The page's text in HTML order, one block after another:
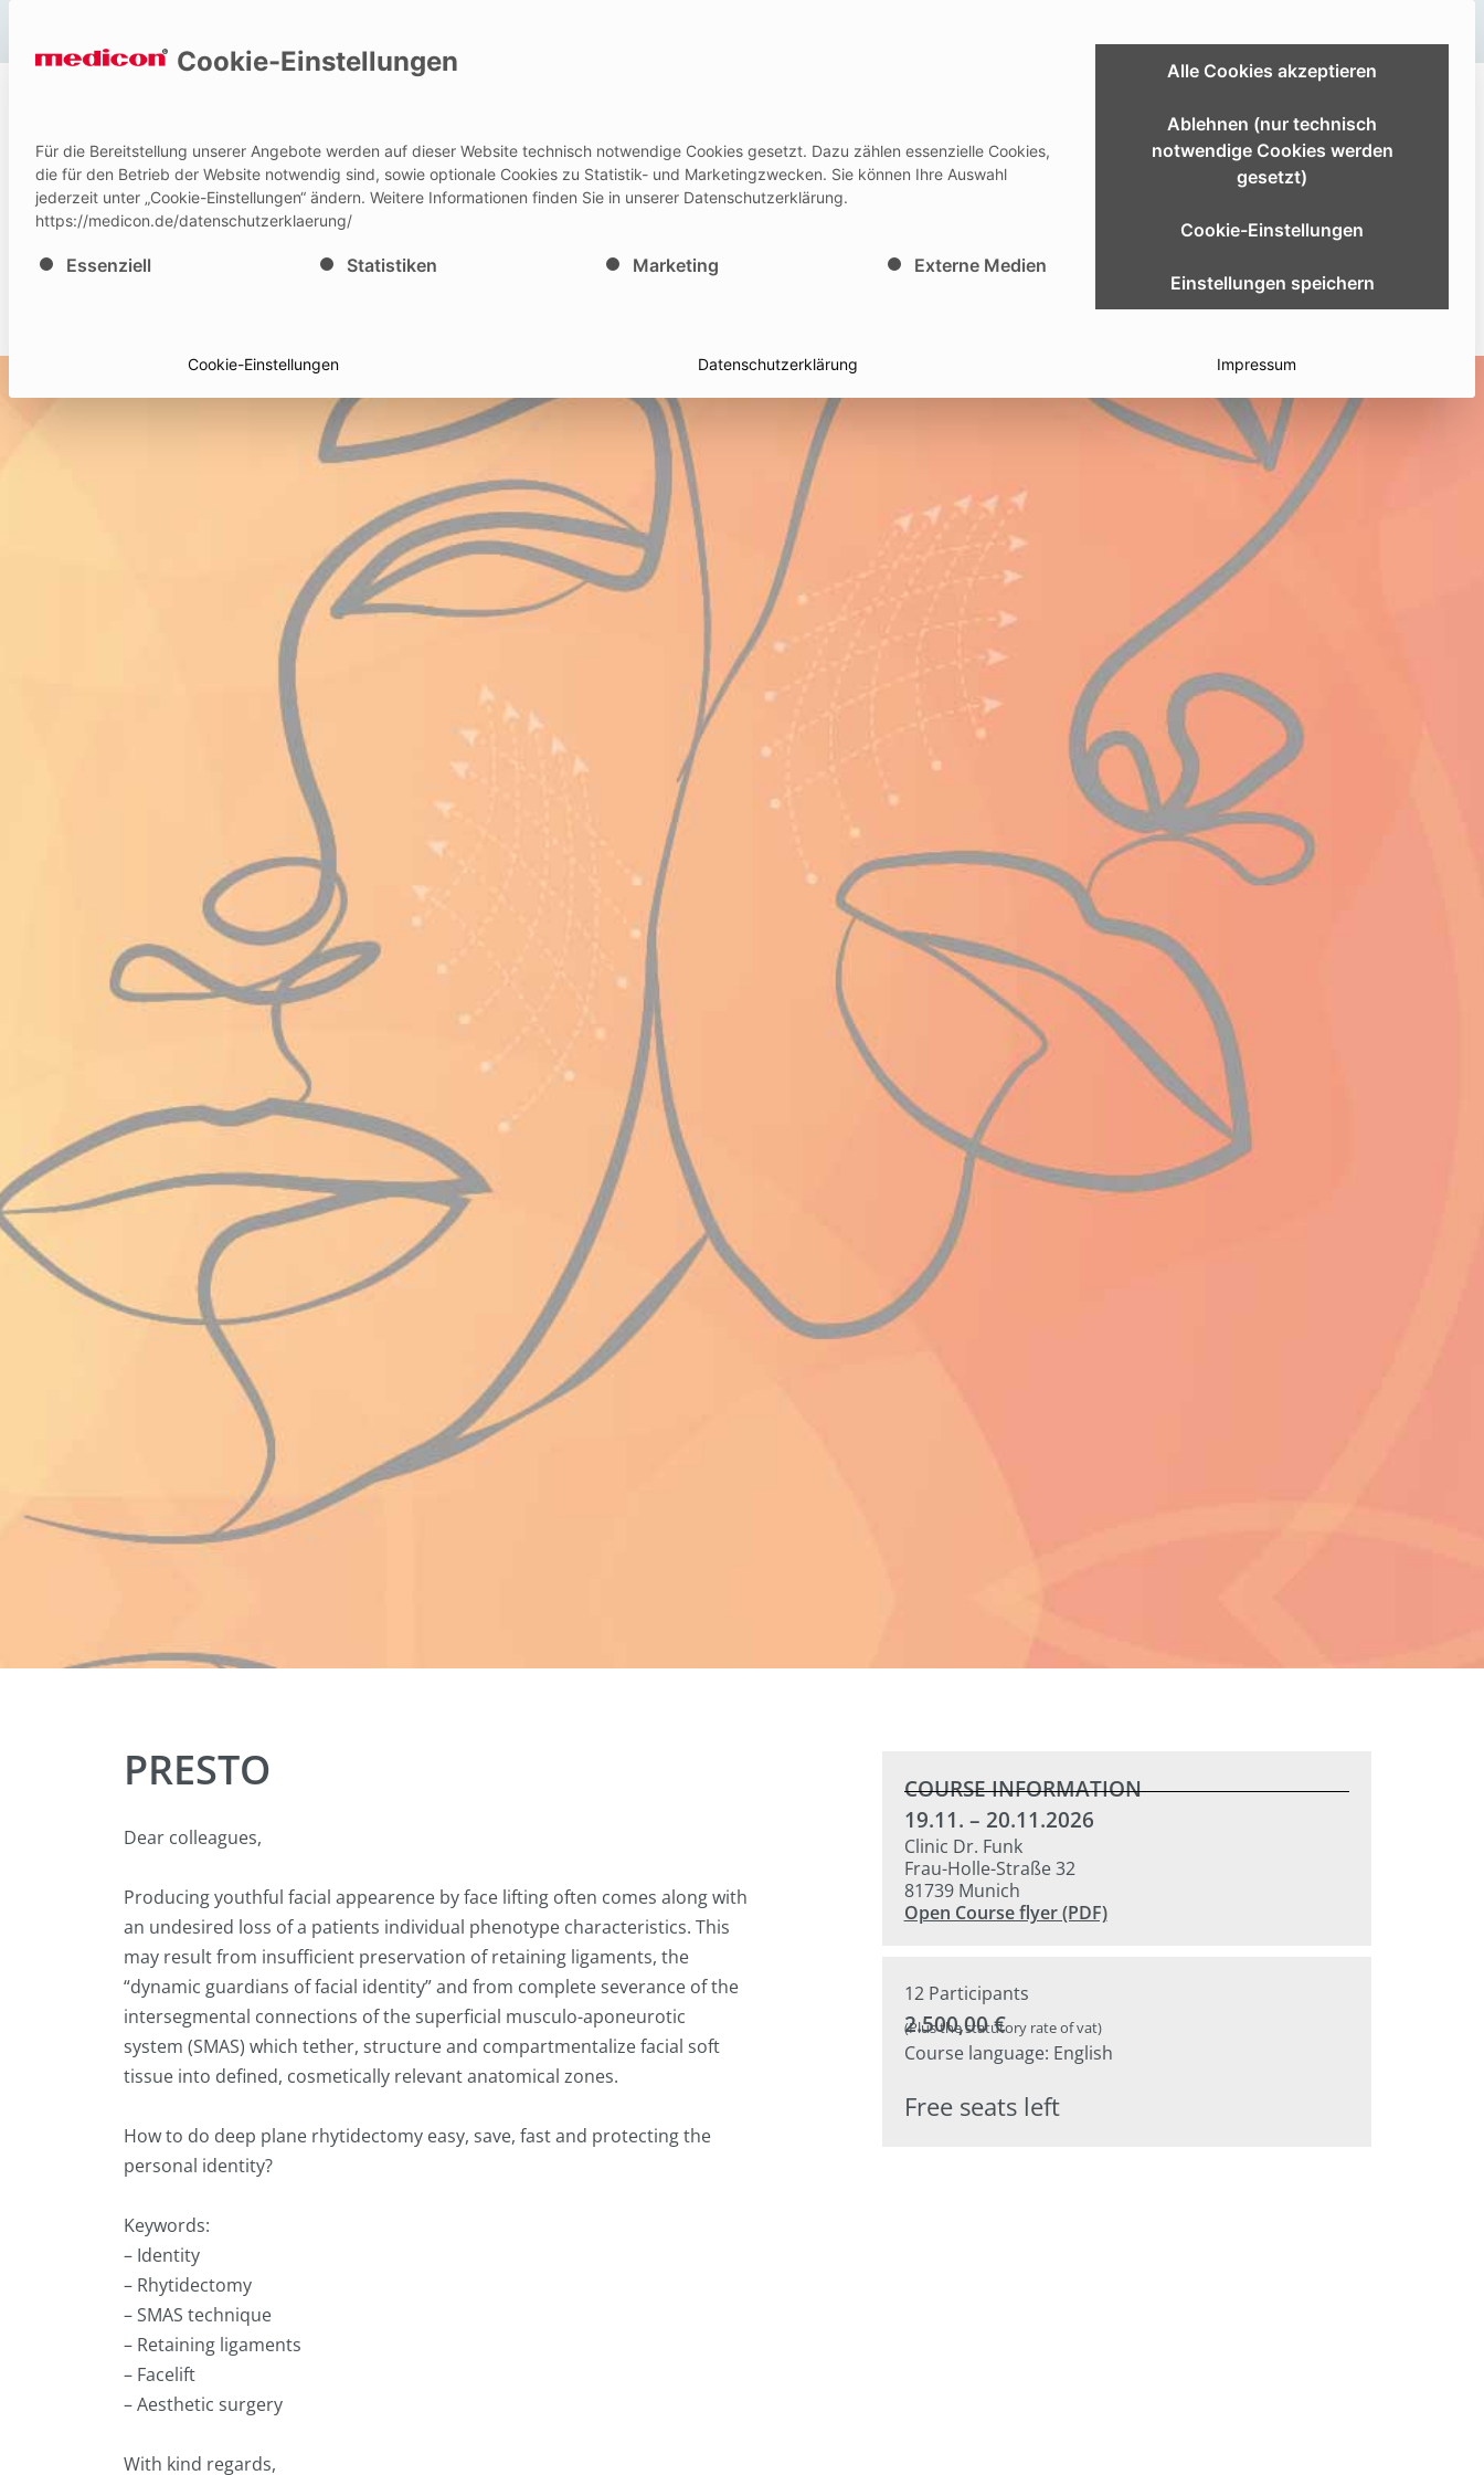
Karriere
Über uns
IFU/Gebrauchsanleitungen + Medicon HUB
Newsletter Deutsch
PRESTO
Dear colleagues,
Producing youthful facial appearence by face lifting often comes along with
an undesired loss of a patients individual phenotype characteristics. This
may result from insufficient preservation of retaining ligaments, the
“dynamic guardians of facial identity” and from complete severance of the
intersegmental connections of the superficial musculo-aponeurotic
system (SMAS) which tether, structure and compartmentalize facial soft
tissue into defined, cosmetically relevant anatomical zones.
How to do deep plane rhytidectomy easy, save, fast and protecting the
personal identity?
Keywords:
– Identity
– Rhytidectomy
– SMAS technique
– Retaining ligaments
– Facelift
– Aesthetic surgery
With kind regards,
COURSE INFORMATION
19.11. – 20.11.2026
Clinic Dr. Funk
Frau-Holle-Straße 32
81739 Munich
Open Course flyer (PDF)
12 Participants
2.500,00 €
(Plus the statutory rate of vat)
Course language: English
Free seats left
Cookie-Einstellungen
Für die Bereitstellung unserer Angebote werden auf dieser Website technisch notwendige Cookies gesetzt. Dazu zählen essenzielle Cookies,
die für den Betrieb der Website notwendig sind, sowie optionale Cookies zu Statistik- und Marketingzwecken. Sie können Ihre Auswahl
jederzeit unter „Cookie-Einstellungen“ ändern. Weitere Informationen finden Sie in unserer Datenschutzerklärung.
https://medicon.de/datenschutzerklaerung/
Es folgt eine Liste der Service-Gruppen, für die eine Einwilligung erteilt werden kann. Die erste Service-Gruppe ist essenziell und kann nicht abgewählt werden.
Essenziell Statistiken Marketing Externe Medien
Alle Cookies akzeptieren
Ablehnen (nur technisch
notwendige Cookies werden
gesetzt)
Cookie-Einstellungen
Einstellungen speichern
Cookie-Einstellungen Datenschutzerklärung Impressum